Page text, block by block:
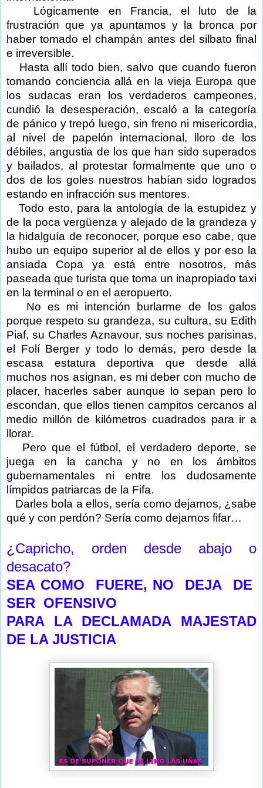
Lógicamente en Francia, el luto de la
frustración que ya apuntamos y la bronca por
haber tomado el champán antes del silbato final
e irreversible.
Hasta allí todo bien, salvo que cuando fueron
tomando conciencia allá en la vieja Europa que
los sudacas eran los verdaderos campeones,
cundió la desesperación, escaló a la categoría
de pánico y trepó luego, sin freno ni misericordia,
al nivel de papelón internacional, lloro de los
débiles, angustia de los que han sido superados
y bailados, al protestar formalmente que uno o
dos de los goles nuestros habían sido logrados
estando en infracción sus mentores.
Todo esto, para la antología de la estupidez y
de la poca vergüenza y alejado de la grandeza y
la hidalguía de reconocer, porque eso cabe, que
hubo un equipo superior al de ellos y por eso la
ansiada Copa ya está entre nosotros, más
paseada que turista que toma un inapropiado taxi
en la terminal o en el aeropuerto.
No es mi intención burlarme de los galos
porque respeto su grandeza, su cultura, su Edith
Piaf, su Charles Aznavour, sus noches parisinas,
el Folí Berger y todo lo demás, pero desde la
escasa estatura deportiva que desde allá
muchos nos asignan, es mi deber con mucho de
placer, hacerles saber aunque lo sepan pero lo
escondan, que ellos tienen campitos cercanos al
medio millón de kilómetros cuadrados para ir a
llorar.
Pero que el fútbol, el verdadero deporte, se
juega en la cancha y no en los ámbitos
gubernamentales ni entre los dudosamente
límpidos patriarcas de la Fifa.
Darles bola a ellos, sería como dejarnos, ¿sabe
qué y con perdón? Sería como dejarnos fifar…
¿Capricho, orden desde abajo o
desacato?
SEA COMO
FUERE, NO DEJA
DE
SER OFENSIVO
PARA LA DECLAMADA MAJESTAD
DE LA JUSTICIA